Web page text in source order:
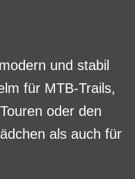
und stabil
für MTB-Trails,
oder den
als auch für